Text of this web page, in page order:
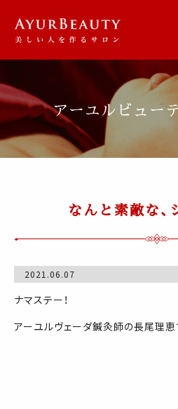
アーユルビュー
なんと素敵な、
2021.06.07
ナマステー！
アーユルヴェーダ鍼灸師の長尾理恵